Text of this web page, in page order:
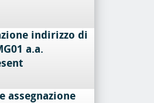
indirizzo di
a.a.
assegnazione